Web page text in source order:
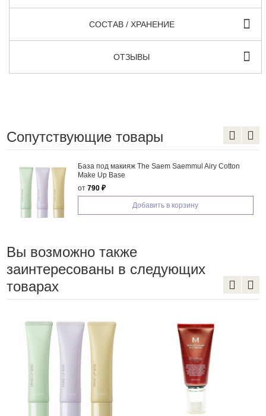
СОСТАВ / ХРАНЕНИЕ
ОТЗЫВЫ
Сопутствующие товары
База под макияж The Saem Saemmul Airy Cotton
Make Up Base
от 790 ₽
Добавить в корзину
Вы возможно также
заинтересованы в следующих
товарах